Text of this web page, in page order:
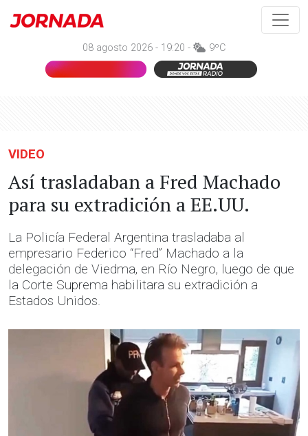
08 agosto 2026 - 19:20 - 9ºC
VIDEO
Así trasladaban a Fred Machado
para su extradición a EE.UU.
La Policía Federal Argentina trasladaba al
empresario Federico “Fred” Machado a la
delegación de Viedma, en Río Negro, luego de que
la Corte Suprema habilitara su extradición a
Estados Unidos.